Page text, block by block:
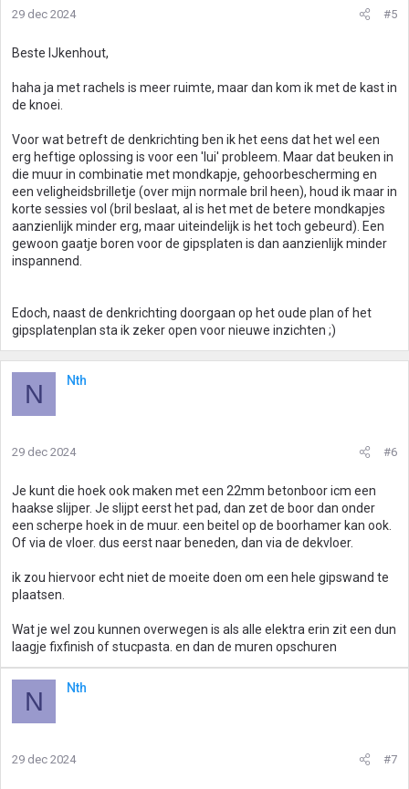
29 dec 2024 #5
Beste IJkenhout,
haha ja met rachels is meer ruimte, maar dan kom ik met de kast in
de knoei.
Voor wat betreft de denkrichting ben ik het eens dat het wel een
erg heftige oplossing is voor een 'lui' probleem. Maar dat beuken in
die muur in combinatie met mondkapje, gehoorbescherming en
een veligheidsbrilletje (over mijn normale bril heen), houd ik maar in
korte sessies vol (bril beslaat, al is het met de betere mondkapjes
aanzienlijk minder erg, maar uiteindelijk is het toch gebeurd). Een
gewoon gaatje boren voor de gipsplaten is dan aanzienlijk minder
inspannend.
Edoch, naast de denkrichting doorgaan op het oude plan of het
gipsplatenplan sta ik zeker open voor nieuwe inzichten ;)
N Nth
29 dec 2024 #6
Je kunt die hoek ook maken met een 22mm betonboor icm een
haakse slijper. Je slijpt eerst het pad, dan zet de boor dan onder
een scherpe hoek in de muur. een beitel op de boorhamer kan ook.
Of via de vloer. dus eerst naar beneden, dan via de dekvloer.
ik zou hiervoor echt niet de moeite doen om een hele gipswand te
plaatsen.
Wat je wel zou kunnen overwegen is als alle elektra erin zit een dun
laagje fixfinish of stucpasta. en dan de muren opschuren
N Nth
29 dec 2024 #7